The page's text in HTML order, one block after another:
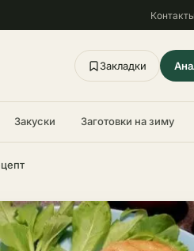
Контакты
Закладки
Закуски Заготовки на зиму